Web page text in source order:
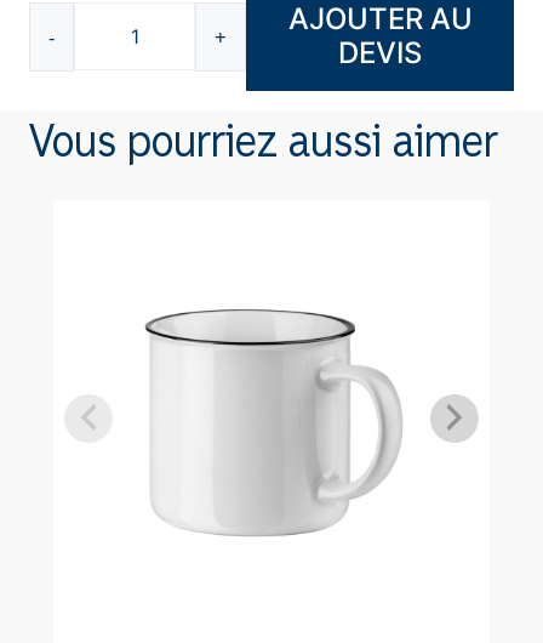
-
quantité
de
avec
+
AJOUTER AU
DEVIS
Vous pourriez aussi aimer